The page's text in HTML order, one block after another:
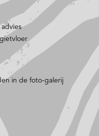
in de foto-galerij